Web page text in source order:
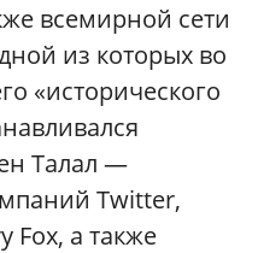
всемирной сети
из которых во
«исторического
Талал —
Twitter,
Fox, а также